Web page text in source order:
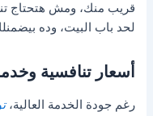
قريب منك، ومش هتحتاج
لحد باب البيت، وده
أسعار تنافسية
رغم جودة الخدمة العالية،